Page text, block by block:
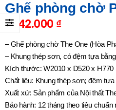
Ghế phòng chờ
1.642.000 ₫
– Ghế phòng chờ The One (Hòa
– Khung thép sơn, có đệm tựa
Kích thước: W2010 x D520 x H770
Chất liệu: Khung thép sơn; đệm
Xuất xứ: Sản phẩm của Nội thất
Bảo hành: 12 tháng theo tiêu chuẩn